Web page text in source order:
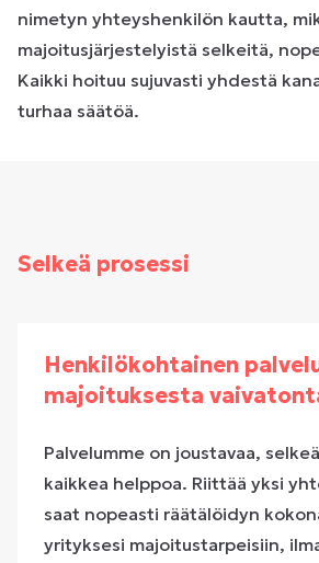
nimetyn yhteyshenkilön kautta,
majoitusjärjestelyistä selkeitä,
Kaikki hoituu sujuvasti yhdestä
turhaa säätöä.
Selkeä prosessi
Henkilökohtainen
majoituksesta
Palvelumme on joustavaa,
kaikkea helppoa. Riittää yksi
saat nopeasti räätälöidyn
yrityksesi majoitustarpeisiin,